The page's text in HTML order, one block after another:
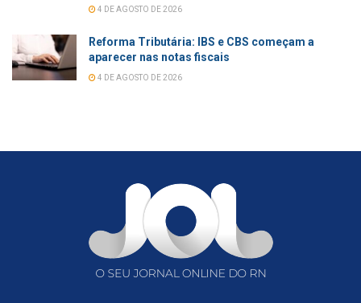
4 DE AGOSTO DE 2026
Reforma Tributária: IBS e CBS começam a
aparecer nas notas fiscais
4 DE AGOSTO DE 2026